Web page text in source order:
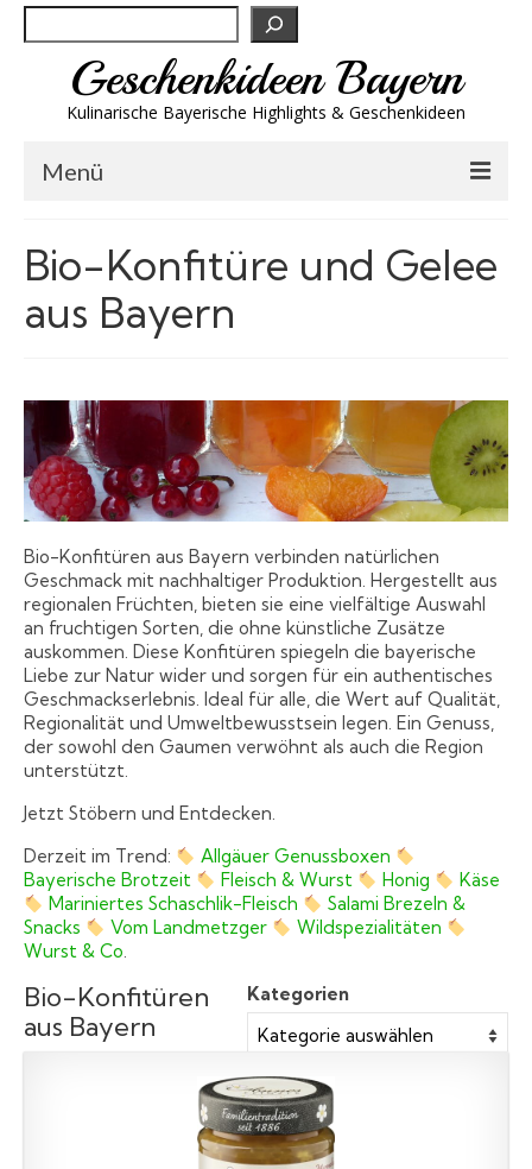
Suchen
Geschenkideen Bayern
Kulinarische Bayerische Highlights & Geschenkideen
Menü
Brotzeit & Genuss
Spirituosen
Wandern
Wellness
Bio-Konfitüre und Gelee
aus Bayern
Bio-Konfitüren aus Bayern verbinden natürlichen
Geschmack mit nachhaltiger Produktion. Hergestellt aus
regionalen Früchten, bieten sie eine vielfältige Auswahl
an fruchtigen Sorten, die ohne künstliche Zusätze
auskommen. Diese Konfitüren spiegeln die bayerische
Liebe zur Natur wider und sorgen für ein authentisches
Geschmackserlebnis. Ideal für alle, die Wert auf Qualität,
Regionalität und Umweltbewusstsein legen. Ein Genuss,
der sowohl den Gaumen verwöhnt als auch die Region
unterstützt.
Jetzt Stöbern und Entdecken.
Derzeit im Trend:
Allgäuer Genussboxen
Bayerische Brotzeit
Fleisch & Wurst Honig
Käse
Mariniertes Schaschlik-Fleisch
Salami Brezeln &
Snacks
Vom Landmetzger
Wildspezialitäten
Wurst & Co.
Kategorien
Bio-Konfitüren
aus Bayern